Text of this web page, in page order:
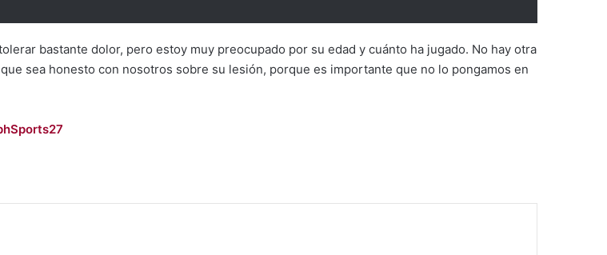
bastante dolor, pero estoy muy preocupado por su edad y cuánto ha jugado. No hay otra
sea honesto con nosotros sobre su lesión, porque es importante que no lo pongamos en